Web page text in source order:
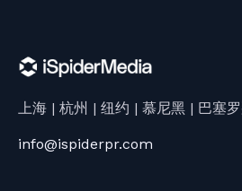
上海 | 杭州 | 纽约 | 慕尼黑 | 巴塞
info@ispiderpr.com